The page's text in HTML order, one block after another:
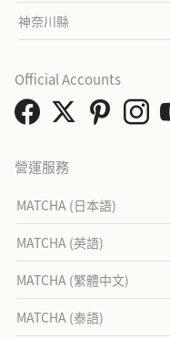
神奈川縣
營運服務
MATCHA (日本語)
MATCHA (英語)
MATCHA (繁體中文)
MATCHA (泰語)
Official Accounts